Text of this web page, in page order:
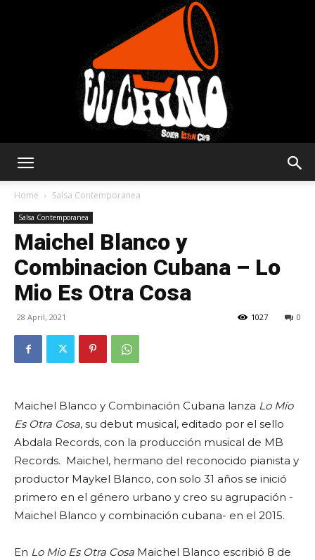
Latin
Club
Home Salsa Contemporanea
Salsa Contemporanea
Maichel Blanco y
Combinacion Cubana – Lo
Mio Es Otra Cosa
28 April, 2021 0
1027
Maichel Blanco y Combinación Cubana lanza Lo Mío
Es Otra Cosa, su debut musical, editado por el sello
Abdala Records, con la producción musical de MB
Records. Maichel, hermano del reconocido pianista y
productor Maykel Blanco, con solo 31 años se inició
primero en el género urbano y creo su agrupación -
Maichel Blanco y combinación cubana- en el 2015.
En Lo Mio Es Otra Cosa Maichel Blanco escribió 8 de